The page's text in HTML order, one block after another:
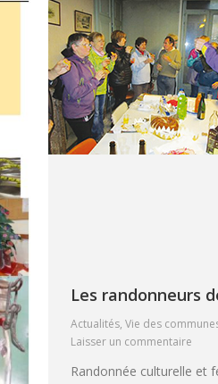
Les randonneurs
Actualités, Vie des
Laisser un commentaire
Randonnée culturelle et